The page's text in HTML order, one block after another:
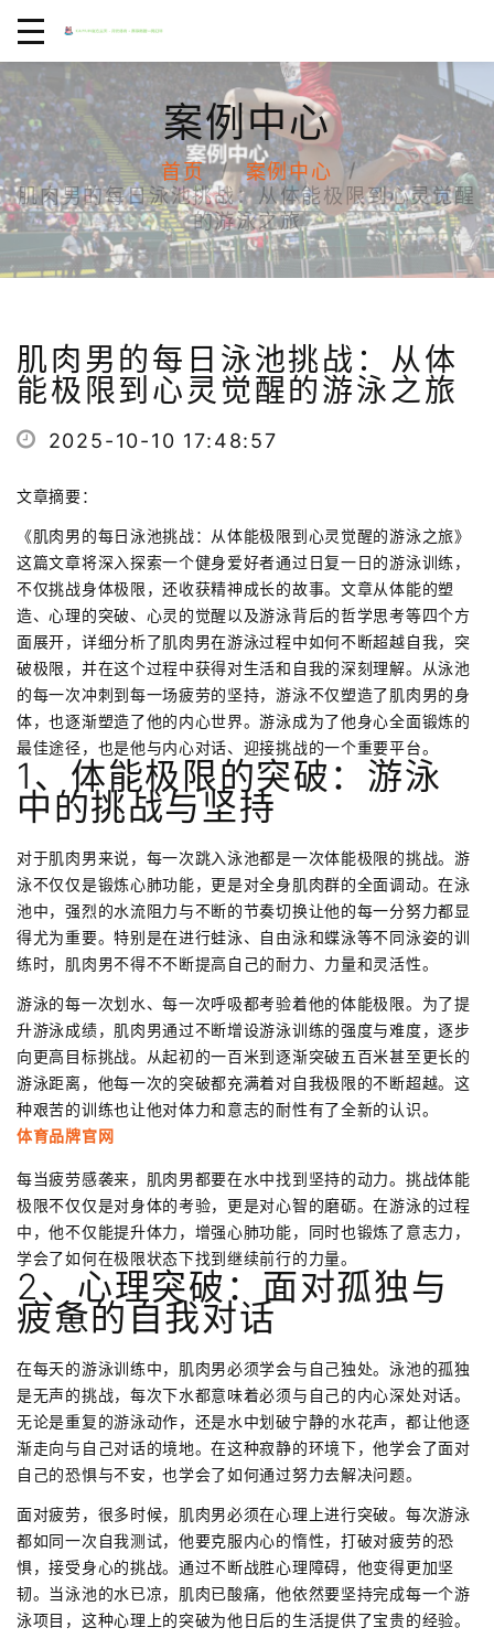
案例中心
首页
案例中心
肌肉男的每日泳池挑战：从体能极限到心灵觉醒
的游泳之旅
肌肉男的每日泳池挑战：从体
能极限到心灵觉醒的游泳之旅
2025-10-10 17:48:57
文章摘要：
《肌肉男的每日泳池挑战：从体能极限到心灵觉醒的游泳之旅》
这篇文章将深入探索一个健身爱好者通过日复一日的游泳训练，
不仅挑战身体极限，还收获精神成长的故事。文章从体能的塑
造、心理的突破、心灵的觉醒以及游泳背后的哲学思考等四个方
面展开，详细分析了肌肉男在游泳过程中如何不断超越自我，突
破极限，并在这个过程中获得对生活和自我的深刻理解。从泳池
的每一次冲刺到每一场疲劳的坚持，游泳不仅塑造了肌肉男的身
体，也逐渐塑造了他的内心世界。游泳成为了他身心全面锻炼的
最佳途径，也是他与内心对话、迎接挑战的一个重要平台。
1、体能极限的突破：游泳
中的挑战与坚持
对于肌肉男来说，每一次跳入泳池都是一次体能极限的挑战。游
泳不仅仅是锻炼心肺功能，更是对全身肌肉群的全面调动。在泳
池中，强烈的水流阻力与不断的节奏切换让他的每一分努力都显
得尤为重要。特别是在进行蛙泳、自由泳和蝶泳等不同泳姿的训
练时，肌肉男不得不不断提高自己的耐力、力量和灵活性。
游泳的每一次划水、每一次呼吸都考验着他的体能极限。为了提
升游泳成绩，肌肉男通过不断增设游泳训练的强度与难度，逐步
向更高目标挑战。从起初的一百米到逐渐突破五百米甚至更长的
游泳距离，他每一次的突破都充满着对自我极限的不断超越。这
种艰苦的训练也让他对体力和意志的耐性有了全新的认识。
体育品牌官网
每当疲劳感袭来，肌肉男都要在水中找到坚持的动力。挑战体能
极限不仅仅是对身体的考验，更是对心智的磨砺。在游泳的过程
中，他不仅能提升体力，增强心肺功能，同时也锻炼了意志力，
学会了如何在极限状态下找到继续前行的力量。
2、心理突破：面对孤独与
疲惫的自我对话
在每天的游泳训练中，肌肉男必须学会与自己独处。泳池的孤独
是无声的挑战，每次下水都意味着必须与自己的内心深处对话。
无论是重复的游泳动作，还是水中划破宁静的水花声，都让他逐
渐走向与自己对话的境地。在这种寂静的环境下，他学会了面对
自己的恐惧与不安，也学会了如何通过努力去解决问题。
面对疲劳，很多时候，肌肉男必须在心理上进行突破。每次游泳
都如同一次自我测试，他要克服内心的惰性，打破对疲劳的恐
惧，接受身心的挑战。通过不断战胜心理障碍，他变得更加坚
韧。当泳池的水已凉，肌肉已酸痛，他依然要坚持完成每一个游
泳项目，这种心理上的突破为他日后的生活提供了宝贵的经验。